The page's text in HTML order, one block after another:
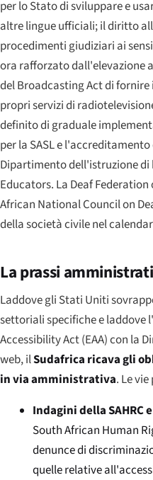
per lo Stato di sviluppare e
altre lingue ufficiali; il diritto
procedimenti giudiziari ai
ora rafforzato dall'elevazione
del Broadcasting Act di
propri servizi di
definito di graduale
per la SASL e
Dipartimento dell'istruzione di
Educators. La Deaf
African National Council on
della società civile nel
La prassi
Laddove gli Stati Uniti
settoriali specifiche e laddove
Accessibility Act(EAA) con la
web, ilSudafrica ricava gli
in via amministrativa. Le
Indagini della SAHRC
South African Human
denunce di
quelle relative